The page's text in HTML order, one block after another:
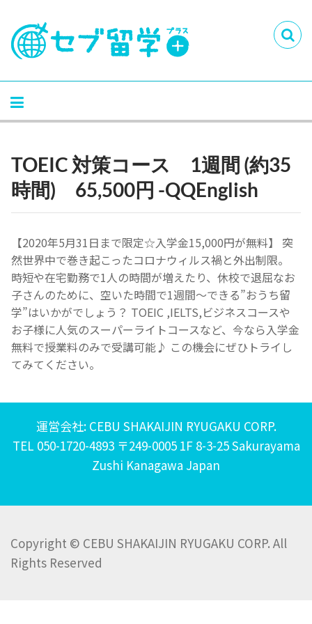
TOEIC 対策コース 1週間 (約35
時間) 65,500円 -QQEnglish
【2020年5月31日まで限定☆入学金15,000円が無料】 突
然世界中で巻き起こったコロナウィルス禍と外出制限。
時短や在宅勤務で1人の時間が増えたり、休校で退屈なお
子さんのために、空いた時間で1週間〜できる”おうち留
学”はいかがでしょう？ TOEIC ,IELTS,ビジネスコースや
お子様に人気のスーパーライトコースなど、今なら入学金
無料で授業料のみで受講可能♪ この機会にぜひトライし
てみてください。
運営会社: CEBU SHAKAIJIN RYUGAKU CORP.
TEL 050-1720-4893 〒249-0005 1F 8-3-25 Sakurayama
Zushi Kanagawa Japan
Copyright © CEBU SHAKAIJIN RYUGAKU CORP. All
Rights Reserved